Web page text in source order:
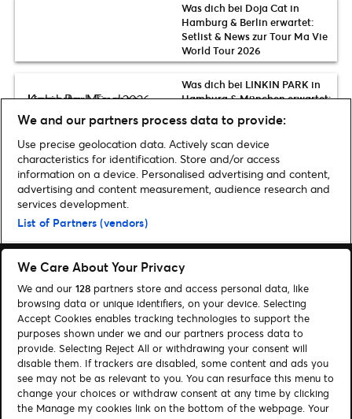
Was dich bei Doja Cat in
Hamburg & Berlin erwartet:
Setlist & News zur Tour Ma Vie
World Tour 2026
Was dich bei LINKIN PARK in
Hamburg & München erwartet:
Setlist & News zur World Tour
2026
Home Musicals & Shows
aussehen
Suchen
Cookie-Einwilligungstool
Autor*innen
Kontakt
Impressum
Tickets
We and our partners process data to provide:
Use precise geolocation data. Actively scan device
characteristics for identification. Store and/or access
information on a device. Personalised advertising and content,
advertising and content measurement, audience research and
services development.
List of Partners (vendors)
We Care About Your Privacy
We and our 128 partners store and access personal data, like
browsing data or unique identifiers, on your device. Selecting
Accept Cookies enables tracking technologies to support the
purposes shown under we and our partners process data to
provide. Selecting Reject All or withdrawing your consent will
disable them. If trackers are disabled, some content and ads you
see may not be as relevant to you. You can resurface this menu to
change your choices or withdraw consent at any time by clicking
the Manage my cookies link on the bottom of the webpage. Your